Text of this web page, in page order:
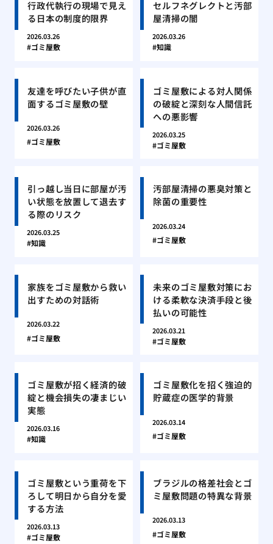
行政代執行の現場で見え
る日本の制度的限界
2026.03.26
ゴミ屋敷
セルフネグレクトと汚部
屋清掃の闇
2026.03.26
知識
友達を呼びたい子供が直
面するゴミ屋敷の壁
2026.03.26
ゴミ屋敷
ゴミ屋敷による対人関係
の破綻と深刻な人間信託
への悪影響
2026.03.25
ゴミ屋敷
引っ越し当日に部屋が汚
い状態を放置して退去す
る際のリスク
2026.03.25
知識
汚部屋清掃の悪臭対策と
除菌の重要性
2026.03.24
ゴミ屋敷
家族をゴミ屋敷から救い
出すための対話術
2026.03.22
ゴミ屋敷
未来のゴミ屋敷対策にお
ける柔軟な決済手段と後
払いの可能性
2026.03.21
ゴミ屋敷
ゴミ屋敷が招く経済的破
綻と機会損失の凄まじい
実態
2026.03.16
知識
ゴミ屋敷化を招く強迫的
貯蔵症の医学的背景
2026.03.14
ゴミ屋敷
ゴミ屋敷という重荷を下
ろして明日から自分を愛
する方法
2026.03.13
ゴミ屋敷
ブラジルの格差社会とゴ
ミ屋敷問題の特異な背景
2026.03.13
ゴミ屋敷